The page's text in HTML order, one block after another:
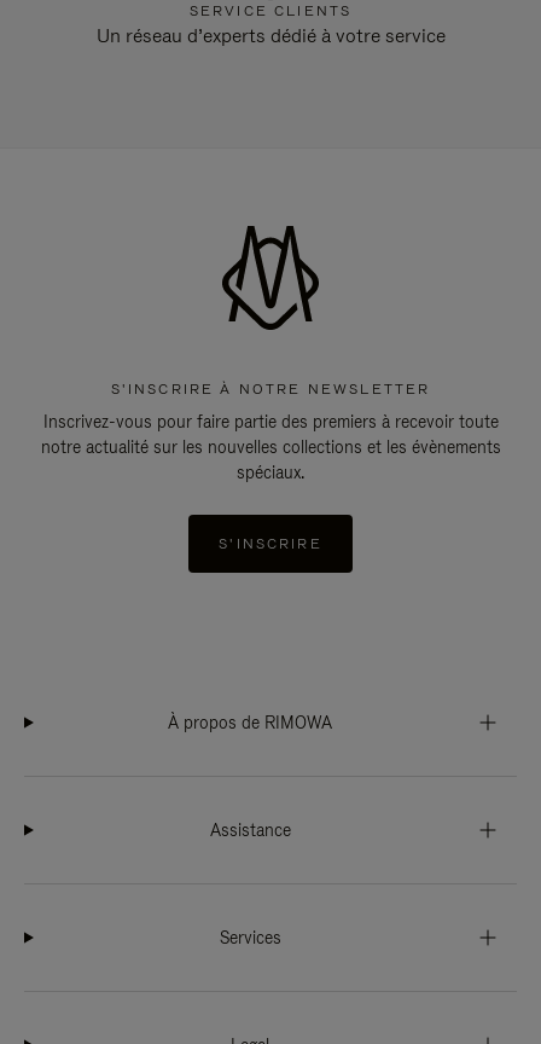
SERVICE CLIENTS
Un réseau d’experts dédié à votre service
S'INSCRIRE À NOTRE NEWSLETTER
Inscrivez-vous pour faire partie des premiers à recevoir toute
notre actualité sur les nouvelles collections et les évènements
spéciaux.
S'INSCRIRE
À propos de RIMOWA
Assistance
Services